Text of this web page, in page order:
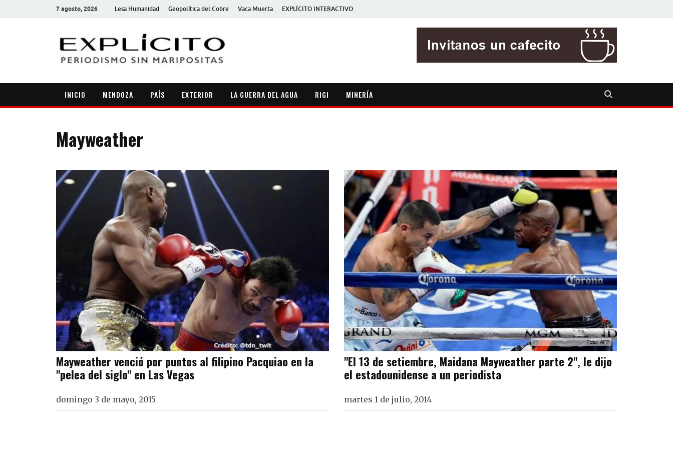
7 agosto, 2026 Lesa Humanidad Geopolítica del Cobre Vaca Muerta EXPLÍCITO INTERACTIVO
INICIO MENDOZA PAÍS EXTERIOR LA GUERRA DEL AGUA RIGI MINERÍA
Mayweather
Mayweather venció por puntos al filipino Pacquiao en la
"pelea del siglo" en Las Vegas
domingo 3 de mayo, 2015
"El 13 de setiembre, Maidana Mayweather parte 2", le dijo
el estadounidense a un periodista
martes 1 de julio, 2014